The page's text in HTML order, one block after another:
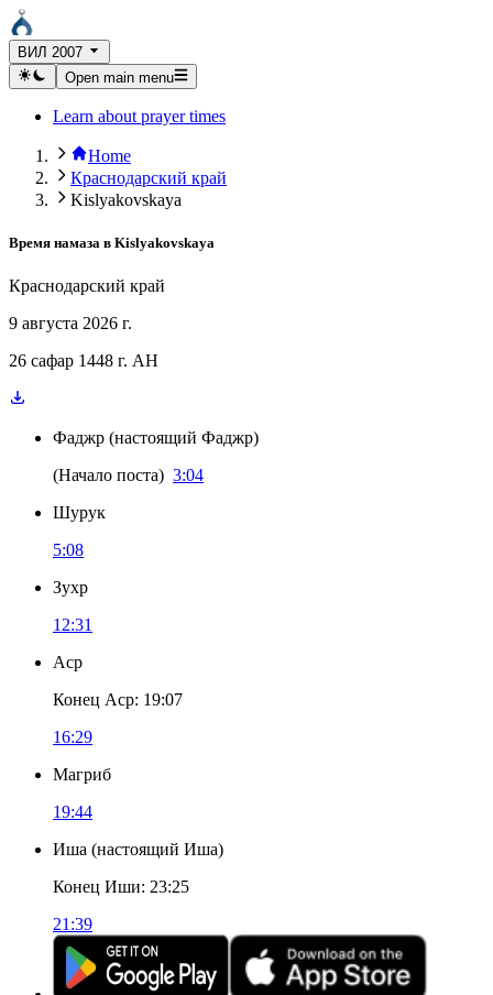
ВИЛ 2007
Open main menu
Learn about prayer times
Home
Краснодарский край
Kislyakovskaya
Время намаза в Kislyakovskaya
Краснодарский край
9 августа 2026 г.
26 сафар 1448 г. AH
Фаджр (настоящий Фаджр)
(Начало поста) 3:04
Шурук
5:08
Зухр
12:31
Аср
Конец Аср: 19:07
16:29
Магриб
19:44
Иша (настоящий Иша)
Конец Иши: 23:25
21:39